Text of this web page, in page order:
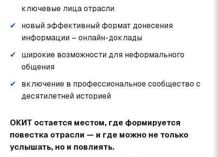
ключевые лица отрасли
новый эффективный формат донесения
информации – онлайн-доклады
широкие возможности для неформального
общения
включение в профессиональное сообщество с
десятилетней историей
ОКИТ остается местом, где формируется
повестка отрасли — и где можно не только
услышать, но и повлиять.